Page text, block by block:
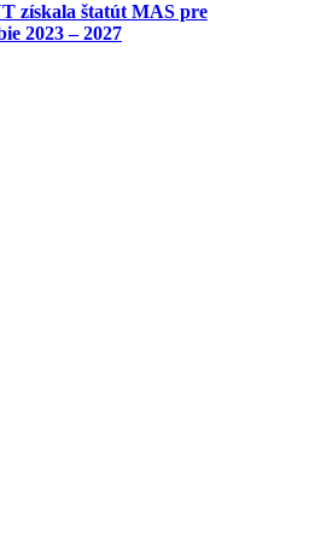
získala štatút MAS pre
2023 – 2027